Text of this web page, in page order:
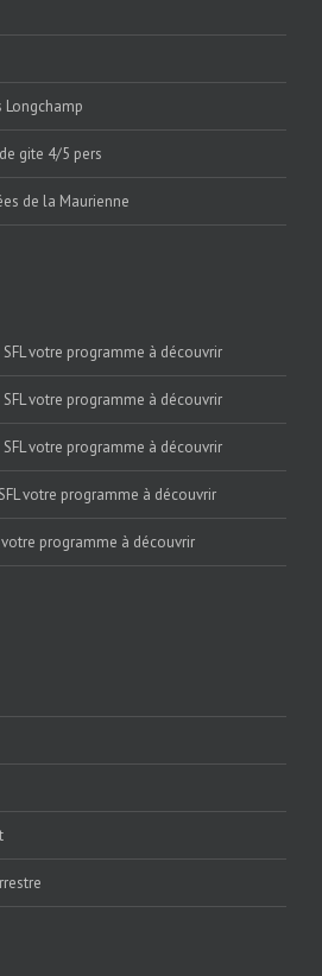
Longchamp
gite 4/5 pers
de la Maurienne
SFL votre programme à découvrir
SFL votre programme à découvrir
SFL votre programme à découvrir
votre programme à découvrir
votre programme à découvrir